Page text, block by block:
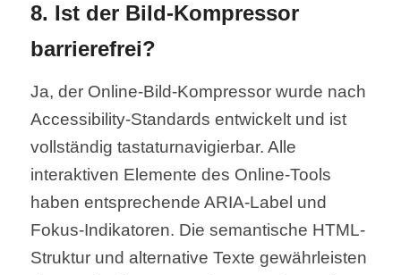
8. Ist der Bild-Kompressor
barrierefrei?
Ja, der Online-Bild-Kompressor wurde nach
Accessibility-Standards entwickelt und ist
vollständig tastaturnavigierbar. Alle
interaktiven Elemente des Online-Tools
haben entsprechende ARIA-Label und
Fokus-Indikatoren. Die semantische HTML-
Struktur und alternative Texte gewährleisten